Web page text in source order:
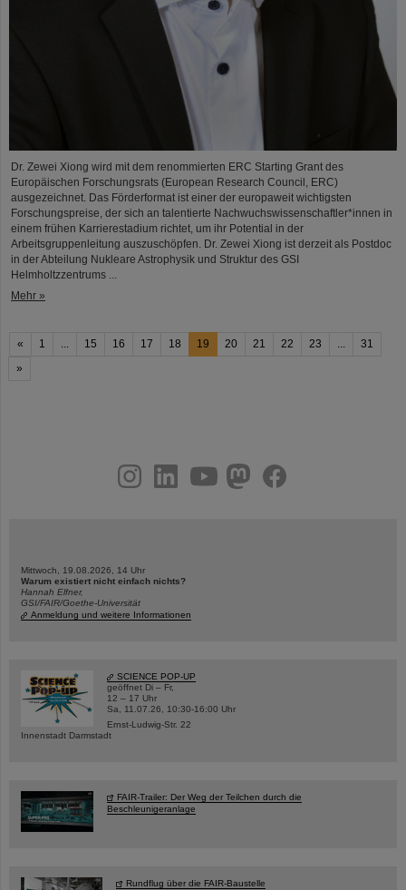
Dr. Zewei Xiong wird mit dem renommierten ERC Starting Grant des
Europäischen Forschungsrats (European Research Council, ERC)
ausgezeichnet. Das Förderformat ist einer der europaweit wichtigsten
Forschungspreise, der sich an talentierte Nachwuchswissenschaftler*innen in
einem frühen Karrierestadium richtet, um ihr Potential in der
Arbeitsgruppenleitung auszuschöpfen. Dr. Zewei Xiong ist derzeit als Postdoc
in der Abteilung Nukleare Astrophysik und Struktur des GSI
Helmholtzzentrums ...
Mehr »
« 1 ... 15 16 17 18 19 20 21 22 23 ...
31
»
youtubehelmholtz.socialfacebook
Mittwoch, 19.08.2026, 14 Uhr
Warum existiert nicht einfach nichts?
Hannah Elfner,
GSI/FAIR/Goethe-Universität
Anmeldung und weitere Informationen
SCIENCE POP-UP
geöffnet Di – Fr,
12 – 17 Uhr
Sa, 11.07.26, 10:30-16:00 Uhr
Ernst-Ludwig-Str. 22
Innenstadt Darmstadt
FAIR-Trailer: Der Weg der Teilchen durch die
Beschleunigeranlage
Rundflug über die FAIR-Baustelle